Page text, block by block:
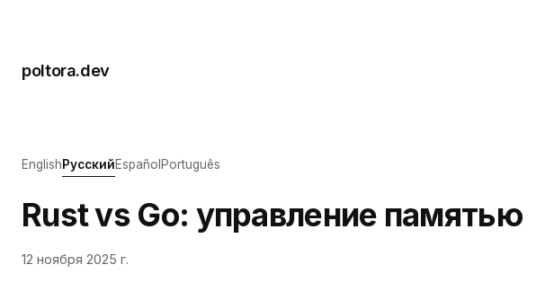
poltora.dev
EnglishРусскийEspañol Português
Rust vs Go: управление памятью
12 ноября 2025 г.